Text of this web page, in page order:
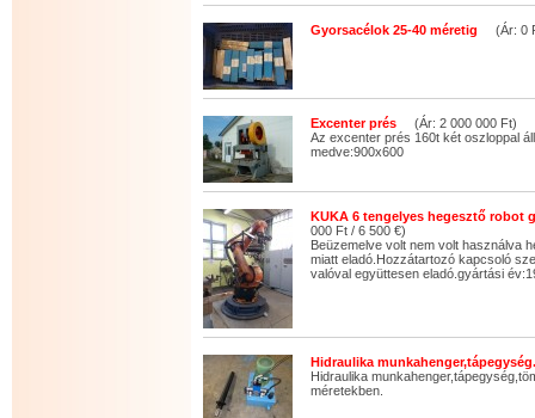
Gyorsacélok 25-40 méretig (Ár: 0
Excenter prés (Ár: 2 000 000 Ft)
Az excenter prés 160t két oszloppal
medve:900x600
KUKA 6 tengelyes hegesztő robot
000 Ft / 6 500 €)
Beüzemelve volt nem volt használva
miatt eladó.Hozzátartozó kapcsoló
valóval együttesen eladó.gyártási
Hidraulika munkahenger,tápegység.
Hidraulika
méretekben.